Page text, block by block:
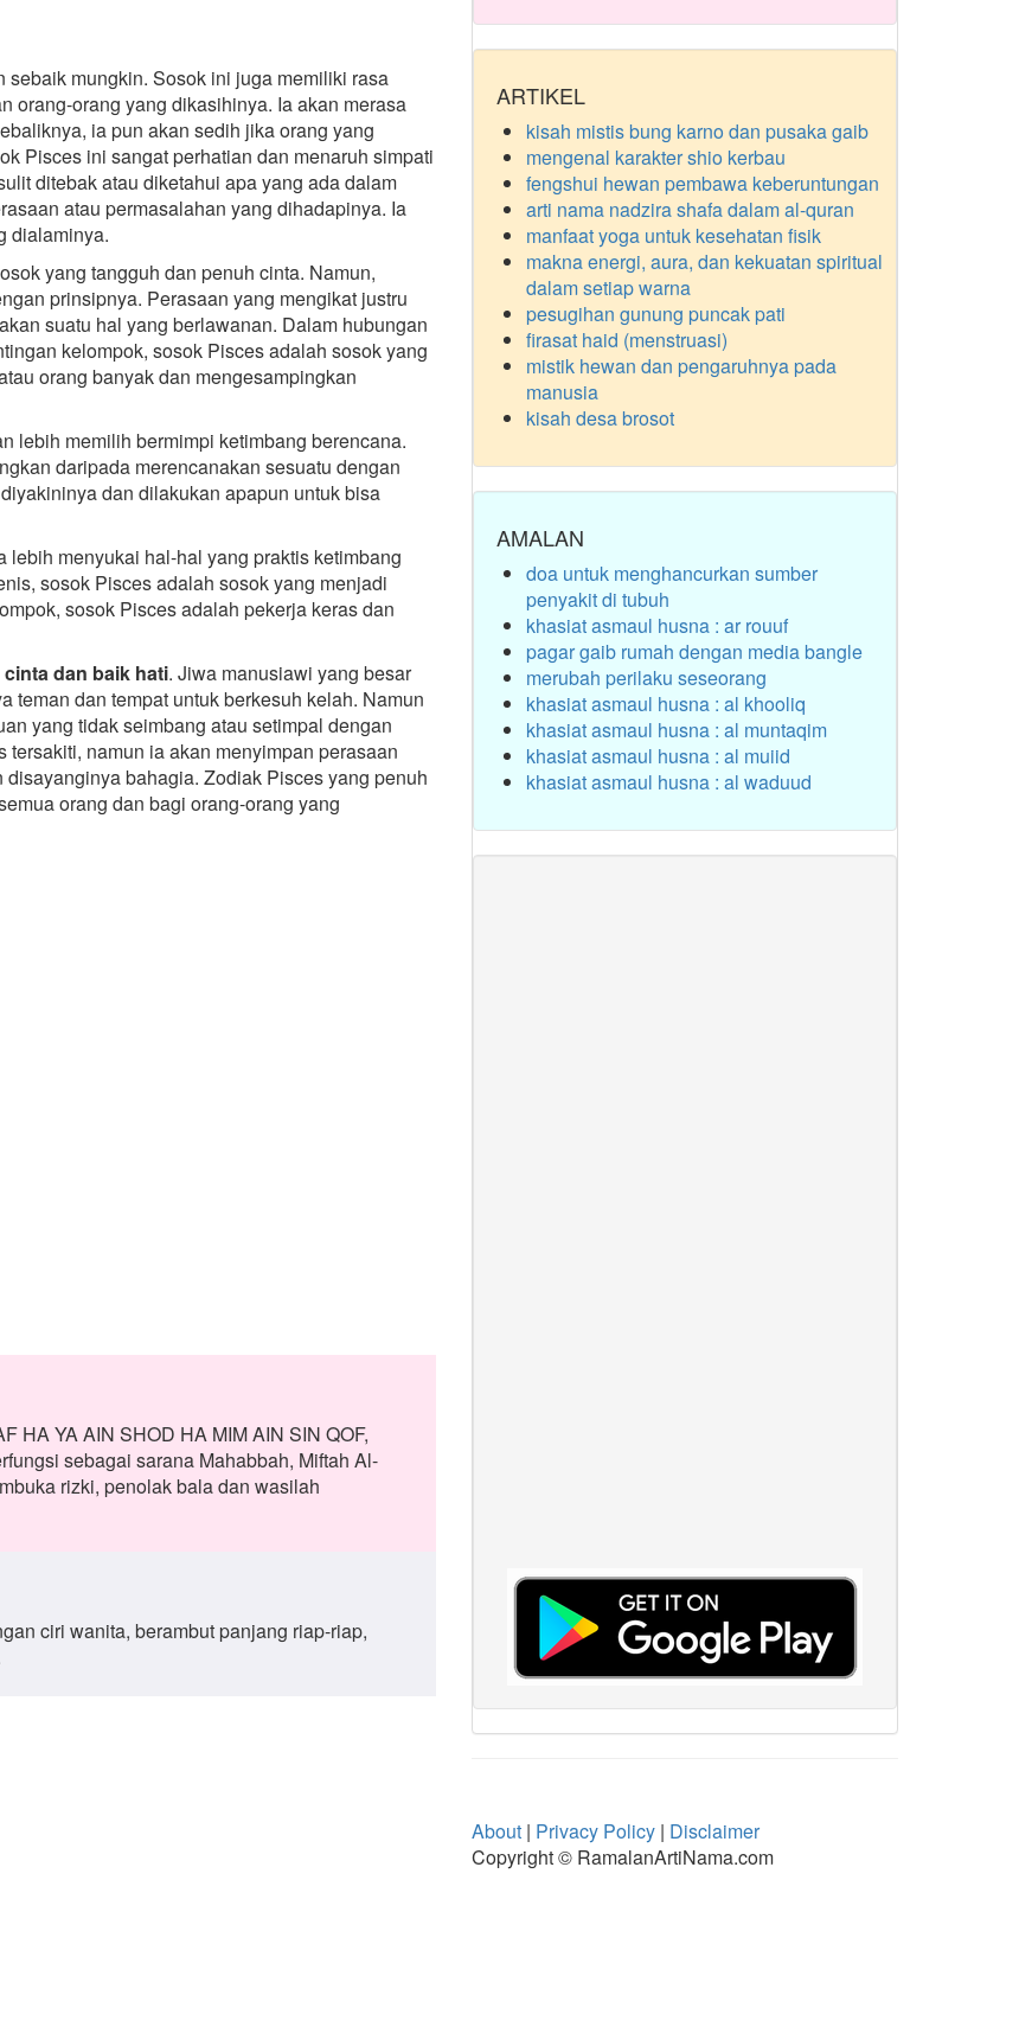
mungkin. Sosok ini juga memiliki rasa
orang-orang yang dikasihinya. Ia akan merasa
ia pun akan sedih jika orang yang
Pisces ini sangat perhatian dan menaruh simpati
ditebak atau diketahui apa yang ada dalam
atau permasalahan yang dihadapinya. Ia
dialaminya.
yang tangguh dan penuh cinta. Namun,
prinsipnya. Perasaan yang mengikat justru
suatu hal yang berlawanan. Dalam hubungan
kelompok, sosok Pisces adalah sosok yang
orang banyak dan mengesampingkan
lebih memilih bermimpi ketimbang berencana.
daripada merencanakan sesuatu dengan
dan dilakukan apapun untuk bisa
menyukai hal-hal yang praktis ketimbang
sosok Pisces adalah sosok yang menjadi
sosok Pisces adalah pekerja keras dan
dan baik hati. Jiwa manusiawi yang besar
teman dan tempat untuk berkesuh kelah. Namun
yang tidak seimbang atau setimpal dengan
namun ia akan menyimpan perasaan
bahagia. Zodiak Pisces yang penuh
orang dan bagi orang-orang yang
HA YA AIN SHOD HA MIM AIN SIN QOF,
sebagai sarana Mahabbah, Miftah Al-
rizki, penolak bala dan wasilah
ciri wanita, berambut panjang riap-riap,
ARTIKEL
kisah mistis bung karno dan pusaka gaib
mengenal karakter shio kerbau
fengshui hewan pembawa keberuntungan
arti nama nadzira shafa dalam al-quran
manfaat yoga untuk kesehatan fisik
makna energi, aura, dan kekuatan spiritual
dalam setiap warna
pesugihan gunung puncak pati
firasat haid (menstruasi)
mistik hewan dan pengaruhnya pada
manusia
kisah desa brosot
AMALAN
doa untuk menghancurkan sumber
penyakit di tubuh
khasiat asmaul husna : ar rouuf
pagar gaib rumah dengan media bangle
merubah perilaku seseorang
khasiat asmaul husna : al khooliq
khasiat asmaul husna : al muntaqim
khasiat asmaul husna : al muiid
khasiat asmaul husna : al waduud
About | Privacy Policy | Disclaimer
Copyright © RamalanArtiNama.com